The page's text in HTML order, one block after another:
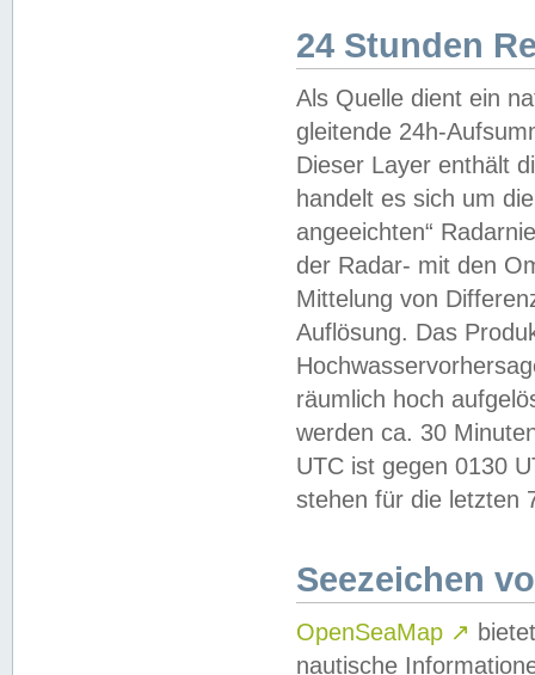
24 Stunden
Als Quelle dient ein
gleitende 24h-
Dieser Layer enthält
handelt es sich um
angeeichten“
der Radar- mit den
Mittelung von
Auflösung. Das
räumlich hoch
werden ca. 30
UTC ist gegen 0130
stehen für die letzten
Seezeichen
OpenSeaMap ↗
nautische